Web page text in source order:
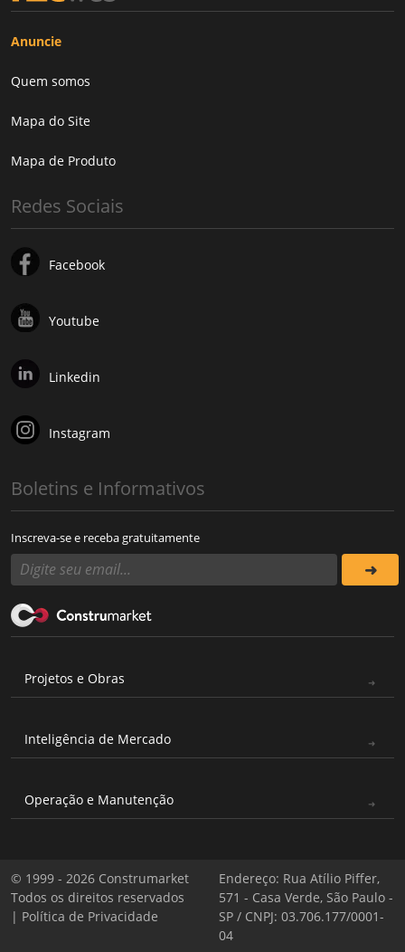
Anuncie
Quem somos
Mapa do Site
Mapa de Produto
Redes Sociais
Facebook
Youtube
Linkedin
Instagram
Boletins e Informativos
Inscreva-se e receba gratuitamente
Projetos e Obras
Inteligência de Mercado
Operação e Manutenção
© 1999 - 2026 Construmarket
Todos os direitos reservados
| Política de Privacidade
Endereço: Rua Atílio Piffer,
571 - Casa Verde, São Paulo -
SP / CNPJ: 03.706.177/0001-
04